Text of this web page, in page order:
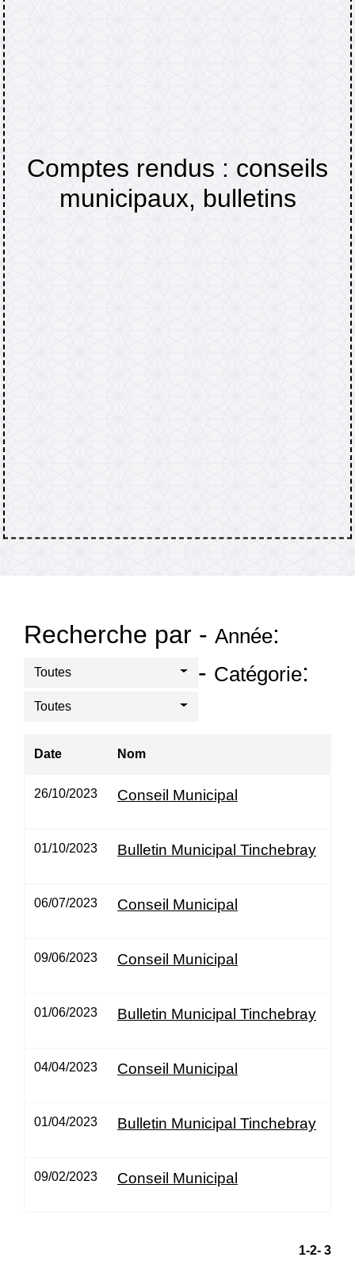
Comptes rendus : conseils
municipaux, bulletins
Recherche par - Année:
Toutes - Catégorie:
Toutes
Date Nom
26/10/2023 Conseil Municipal
01/10/2023 Bulletin Municipal Tinchebray
06/07/2023 Conseil Municipal
09/06/2023 Conseil Municipal
01/06/2023 Bulletin Municipal Tinchebray
04/04/2023 Conseil Municipal
01/04/2023 Bulletin Municipal Tinchebray
09/02/2023 Conseil Municipal
1-2- 3